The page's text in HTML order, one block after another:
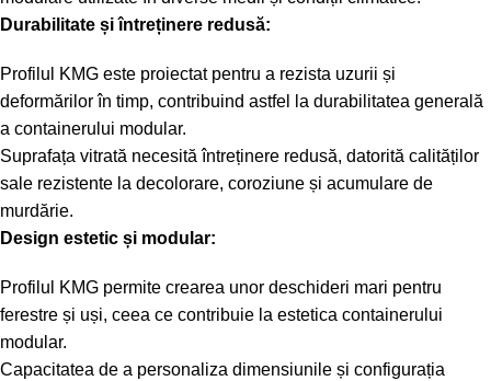
Durabilitate și întreținere redusă:
Profilul KMG este proiectat pentru a rezista uzurii și
deformărilor în timp, contribuind astfel la durabilitatea generală
a containerului modular.
Suprafața vitrată necesită întreținere redusă, datorită calităților
sale rezistente la decolorare, coroziune și acumulare de
murdărie.
Design estetic și modular:
Profilul KMG permite crearea unor deschideri mari pentru
ferestre și uși, ceea ce contribuie la estetica containerului
modular.
Capacitatea de a personaliza dimensiunile și configurația